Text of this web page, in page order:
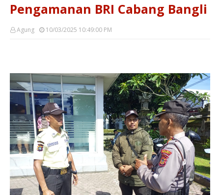
Pengamanan BRI Cabang Bangli
Agung 10/03/2025 10:49:00 PM